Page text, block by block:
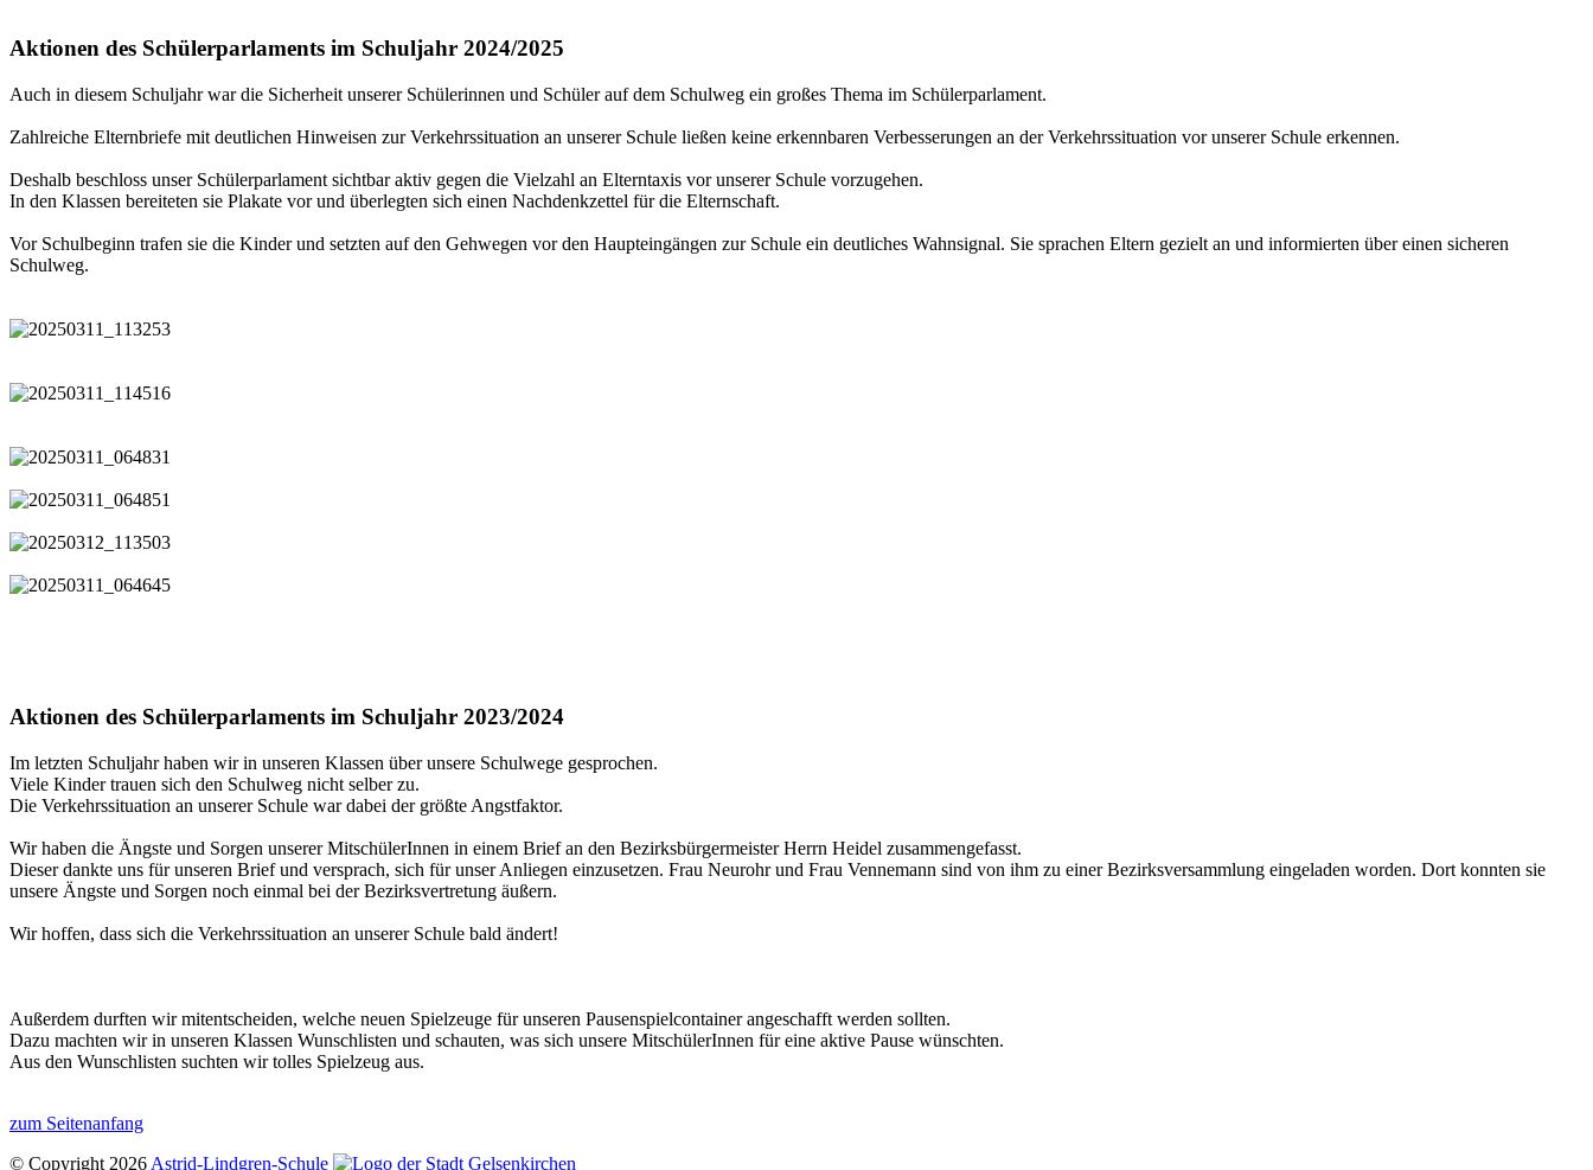
Aktionen des Schülerparlaments im Schuljahr 2024/2025
Auch in diesem Schuljahr war die Sicherheit unserer Schülerinnen und Schüler auf dem Schulweg ein großes Thema im Schülerparlament.
Zahlreiche Elternbriefe mit deutlichen Hinweisen zur Verkehrssituation an unserer Schule ließen keine erkennbaren Verbesserungen an der Verkehrssituation vor unserer Schule erkennen.
Deshalb beschloss unser Schülerparlament sichtbar aktiv gegen die Vielzahl an Elterntaxis vor unserer Schule vorzugehen.
In den Klassen bereiteten sie Plakate vor und überlegten sich einen Nachdenkzettel für die Elternschaft.
Vor Schulbeginn trafen sie die Kinder und setzten auf den Gehwegen vor den Haupteingängen zur Schule ein deutliches Wahnsignal. Sie sprachen Eltern gezielt an und informierten über einen sicheren
Schulweg.
Aktionen des Schülerparlaments im Schuljahr 2023/2024
Im letzten Schuljahr haben wir in unseren Klassen über unsere Schulwege gesprochen.
Viele Kinder trauen sich den Schulweg nicht selber zu.
Die Verkehrssituation an unserer Schule war dabei der größte Angstfaktor.
Wir haben die Ängste und Sorgen unserer MitschülerInnen in einem Brief an den Bezirksbürgermeister Herrn Heidel zusammengefasst.
Dieser dankte uns für unseren Brief und versprach, sich für unser Anliegen einzusetzen. Frau Neurohr und Frau Vennemann sind von ihm zu einer Bezirksversammlung eingeladen worden. Dort konnten sie
unsere Ängste und Sorgen noch einmal bei der Bezirksvertretung äußern.
Wir hoffen, dass sich die Verkehrssituation an unserer Schule bald ändert!
Außerdem durften wir mitentscheiden, welche neuen Spielzeuge für unseren Pausenspielcontainer angeschafft werden sollten.
Dazu machten wir in unseren Klassen Wunschlisten und schauten, was sich unsere MitschülerInnen für eine aktive Pause wünschten.
Aus den Wunschlisten suchten wir tolles Spielzeug aus.
zum Seitenanfang
© Copyright 2026 Astrid-Lindgren-Schule